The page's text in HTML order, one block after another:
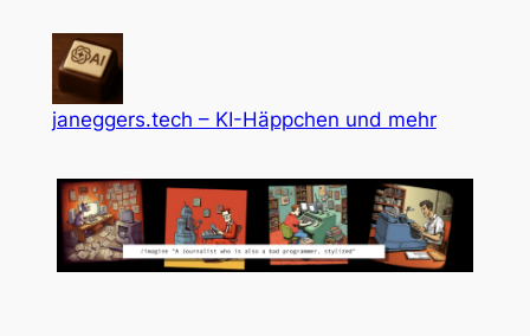
springen
janeggers.tech – KI-Häppchen und mehr